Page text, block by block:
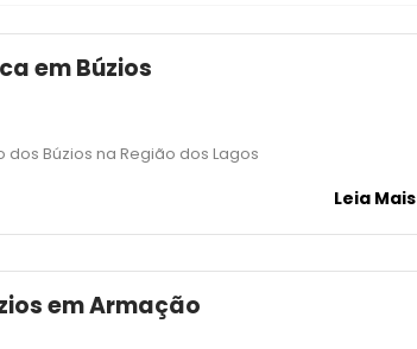
em Búzios
Búzios na Região dos Lagos
Leia Mais
em Armação